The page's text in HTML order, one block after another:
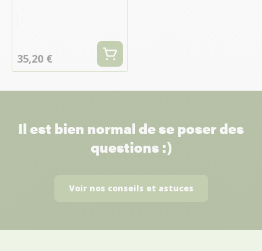
35,20 €
Il est bien normal de se poser des
questions :)
Voir nos conseils et astuces